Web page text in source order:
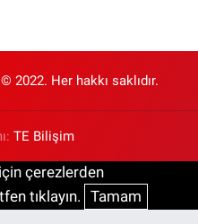
2022. Her hakkı saklıdır.
TE Bilişim
çerezlerden
tıklayın. Tamam